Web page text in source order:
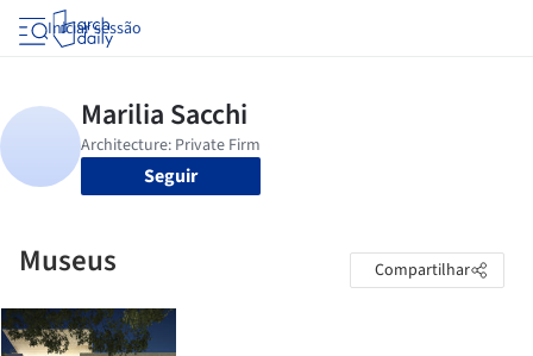
Iniciar sessão
Seguir
Museus Compartilhar